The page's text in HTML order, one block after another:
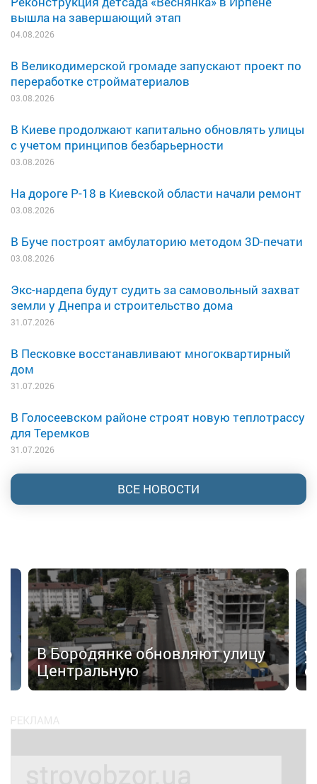
вышла на завершающий этап
04.08.2026
В Великодимерской громаде запускают проект по
переработке стройматериалов
03.08.2026
В Киеве продолжают капитально обновлять улицы
с учетом принципов безбарьерности
03.08.2026
На дороге Р-18 в Киевской области начали ремонт
03.08.2026
В Буче построят амбулаторию методом 3D-печати
03.08.2026
Экс-нардепа будут судить за самовольный захват
земли у Днепра и строительство дома
31.07.2026
В Песковке восстанавливают многоквартирный
дом
31.07.2026
В Голосеевском районе строят новую теплотрассу
для Теремков
31.07.2026
ВСЕ НОВОСТИ
В Бородянке обновляют улицу
Центральную
В